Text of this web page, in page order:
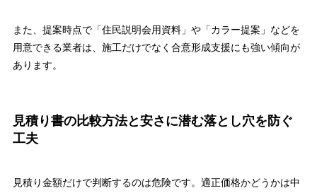
また、提案時点で「住民説明会用資料」や「カラー提案」などを
用意できる業者は、施工だけでなく合意形成支援にも強い傾向が
あります。
見積り書の比較方法と安さに潜む落とし穴を防ぐ
工夫
見積り金額だけで判断するのは危険です。適正価格かどうかは中